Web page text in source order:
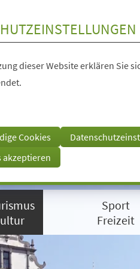
dieser Website erklären Sie
Cookies
akzeptieren
Sport
Freizeit